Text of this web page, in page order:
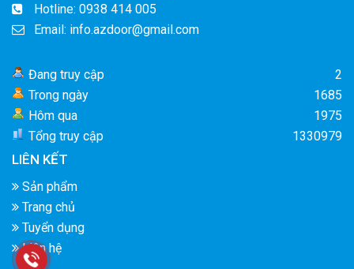
Hotline: 0938 414 005
Email: info.azdoor@gmail.com
Đang truy cập
2
Trong ngày
1685
Hôm qua
1975
Tổng truy cập
1330979
LIÊN KẾT
Sản phẩm
Trang chủ
Tuyển dụng
Liên hệ